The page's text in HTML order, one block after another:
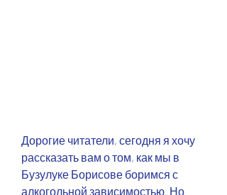
Дорогие читатели, сегодня я хочу
рассказать вам о том, как мы в
Бузулуке Борисове боримся с
алкогольной зависимостью. Но